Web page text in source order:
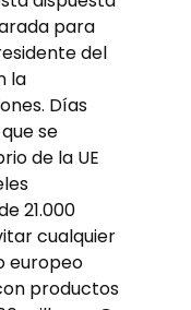
para
del
la
Días
se
de la UE
21.000
cualquier
europeo
productos